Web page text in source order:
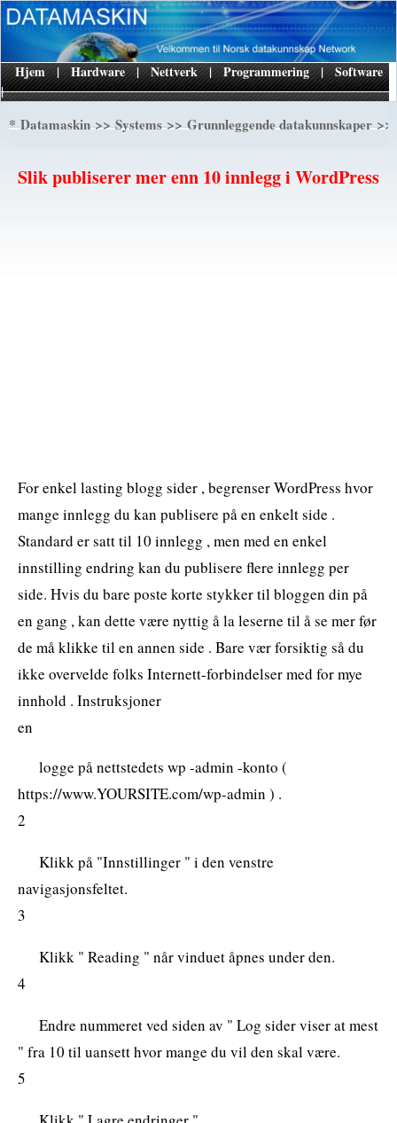
|
Hjem | Hardware | Nettverk | Programmering | Software
*Datamaskin>>Systems>>Grunnleggende datakunnskaper>>
Slik publiserer mer enn 10 innlegg i WordPress
For enkel lasting blogg sider , begrenser WordPress hvor
mange innlegg du kan publisere på en enkelt side .
Standard er satt til 10 innlegg , men med en enkel
innstilling endring kan du publisere flere innlegg per
side. Hvis du bare poste korte stykker til bloggen din på
en gang , kan dette være nyttig å la leserne til å se mer før
de må klikke til en annen side . Bare vær forsiktig så du
ikke overvelde folks Internett-forbindelser med for mye
innhold . Instruksjoner
en
logge på nettstedets wp -admin -konto (
https://www.YOURSITE.com/wp-admin ) .
2
Klikk på "Innstillinger " i den venstre
navigasjonsfeltet.
3
Klikk " Reading " når vinduet åpnes under den.
4
Endre nummeret ved siden av " Log sider viser at mest
" fra 10 til uansett hvor mange du vil den skal være.
5